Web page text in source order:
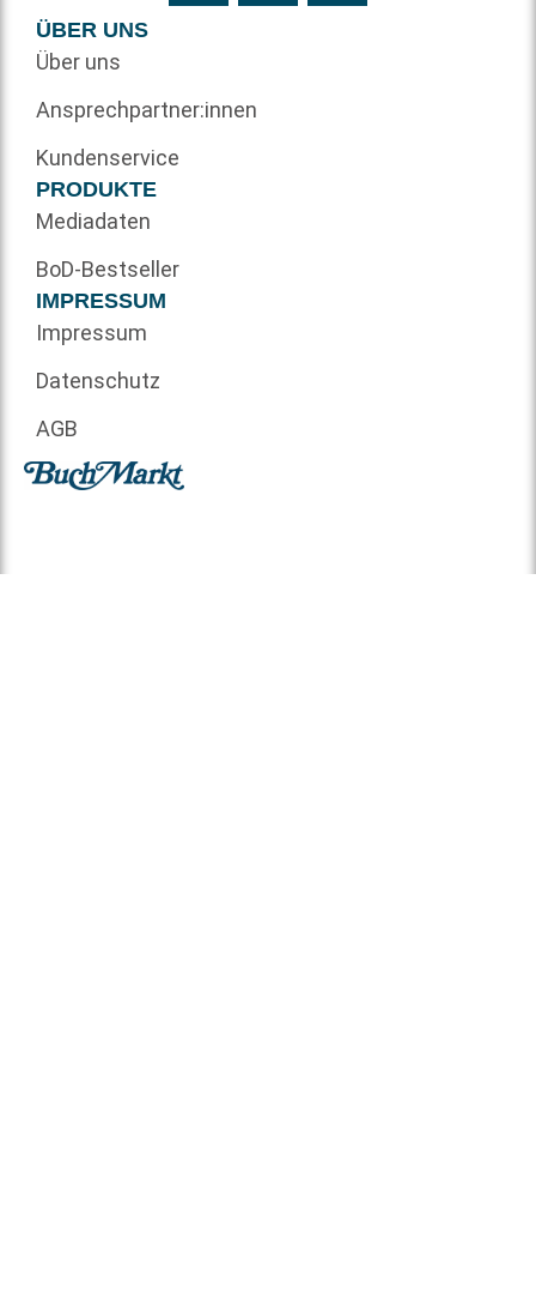
ÜBER UNS
Über uns
Ansprechpartner:innen
Kundenservice
PRODUKTE
Mediadaten
BoD-Bestseller
IMPRESSUM
Impressum
Datenschutz
AGB